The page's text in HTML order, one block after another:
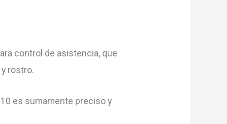
control de asistencia, que
rostro.
es sumamente preciso y